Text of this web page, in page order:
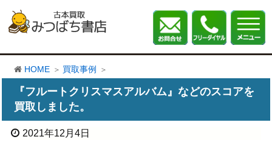
HOME 買取事例
『フルートクリスマスアルバム』などのスコアを
買取しました。
2021年12月4日